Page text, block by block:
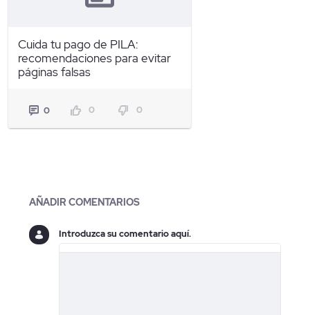
Cuida tu pago de PILA:
recomendaciones para evitar
páginas falsas
0 0 0
Blogs
AÑADIR COMENTARIOS
Introduzca su comentario aquí.